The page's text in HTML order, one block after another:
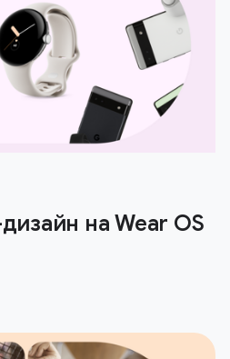
на Wear OS